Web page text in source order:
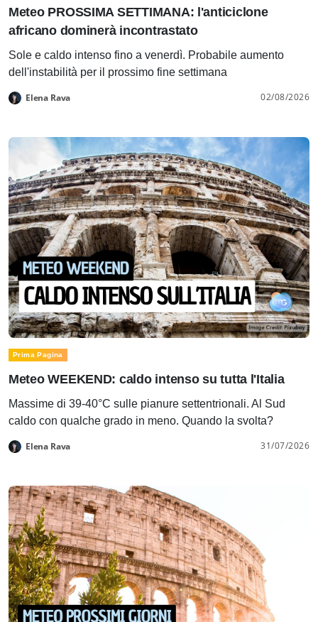
Meteo PROSSIMA SETTIMANA: l'anticiclone
africano dominerà incontrastato
Sole e caldo intenso fino a venerdì. Probabile aumento
dell'instabilità per il prossimo fine settimana
Elena Rava 02/08/2026
Prima Pagina
Meteo WEEKEND: caldo intenso su tutta l'Italia
Massime di 39-40°C sulle pianure settentrionali. Al Sud
caldo con qualche grado in meno. Quando la svolta?
Elena Rava 31/07/2026